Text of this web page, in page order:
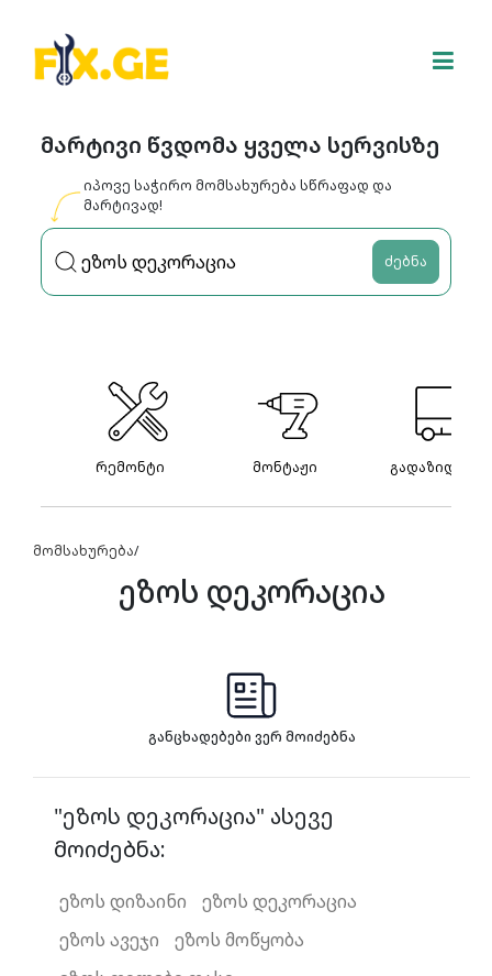
მარტივი წვდომა ყველა სერვისზე
იპოვე საჭირო მომსახურება სწრაფად და
მარტივად!
ძებნა
რემონტი მონტაჟი გადაზიდვები
მომსახურება/
ეზოს დეკორაცია
განცხადებები ვერ მოიძებნა
"ეზოს დეკორაცია" ასევე
მოიძებნა:
ეზოს დიზაინი
ეზოს დეკორაცია
ეზოს ავეჯი
ეზოს მოწყობა